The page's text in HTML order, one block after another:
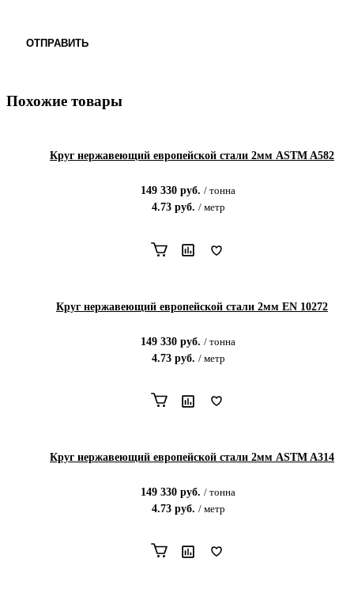
ОТПРАВИТЬ
Похожие товары
Круг нержавеющий европейской стали 2мм ASTM A582
149 330 руб. / тонна
4.73руб. / метр
Круг нержавеющий европейской стали 2мм EN 10272
149 330 руб. / тонна
4.73руб. / метр
Круг нержавеющий европейской стали 2мм ASTM A314
149 330 руб. / тонна
4.73руб. / метр